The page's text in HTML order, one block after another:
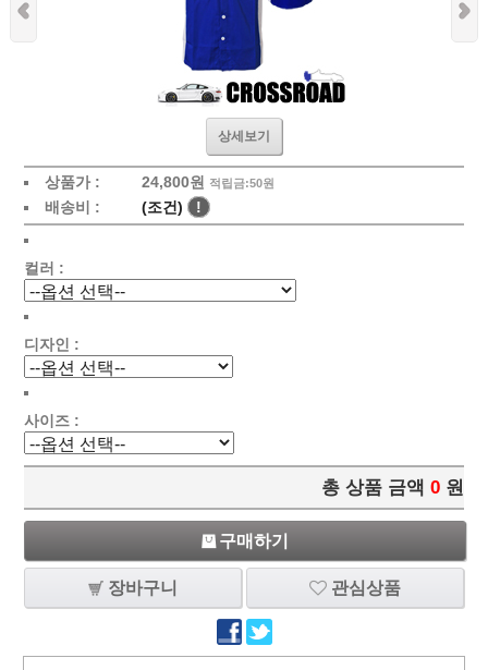
상세보기
상품가 : 24,800원 적립금:50원
배송비 : (조건) !
컬러 :
디자인 :
사이즈 :
총 상품 금액 0 원
구매하기
장바구니 관심상품